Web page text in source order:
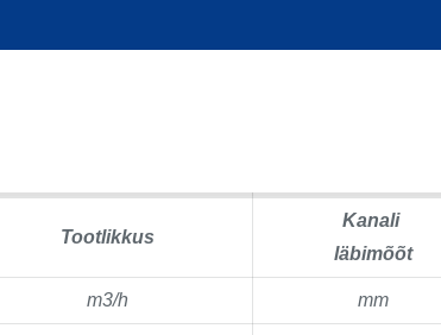
Tootlikkus
Kanali
läbimõõt
m3/h mm